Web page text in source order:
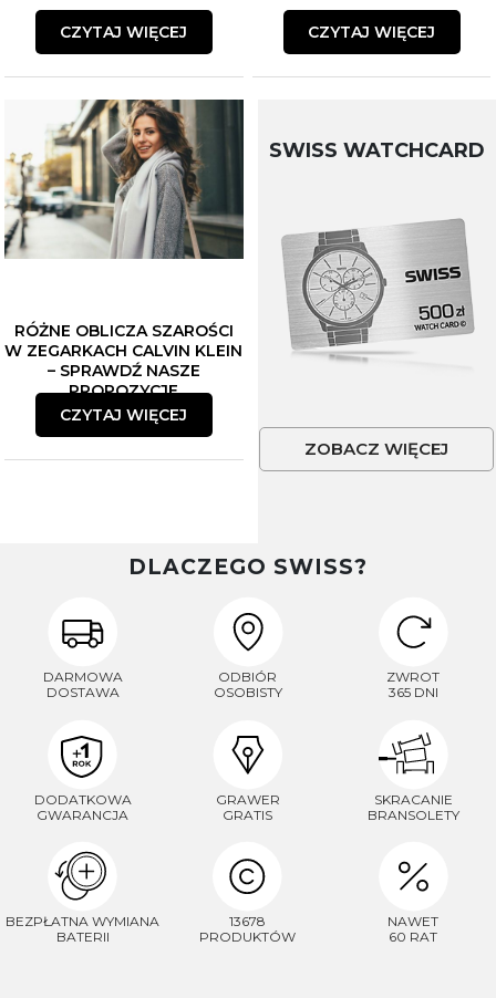
CZYTAJ WIĘCEJ CZYTAJ WIĘCEJ
RÓŻNE OBLICZA SZAROŚCI
W ZEGARKACH CALVIN KLEIN
– SPRAWDŹ NASZE
PROPOZYCJE
CZYTAJ WIĘCEJ
SWISS WATCHCARD
ZOBACZ WIĘCEJ
DLACZEGO SWISS?
DARMOWA
DOSTAWA
ODBIÓR
OSOBISTY
ZWROT
365 DNI
DODATKOWA
GWARANCJA
GRAWER
GRATIS
SKRACANIE
BRANSOLETY
BEZPŁATNA WYMIANA
BATERII
13678
PRODUKTÓW
NAWET
60 RAT